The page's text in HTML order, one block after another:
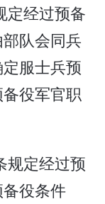
定经过预备
队会同兵
服士兵预
役军官职
规定经过预
役条件